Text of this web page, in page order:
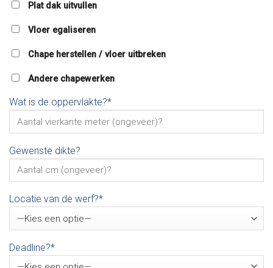
Plat dak uitvullen
Vloer egaliseren
Chape herstellen / vloer uitbreken
Andere chapewerken
Wat is de oppervlakte?*
Gewenste dikte?
Locatie van de werf?*
Deadline?*